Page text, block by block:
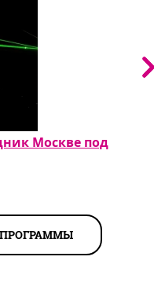
Москве под